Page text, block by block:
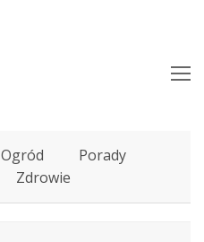
Ogród
Porady
Zdrowie